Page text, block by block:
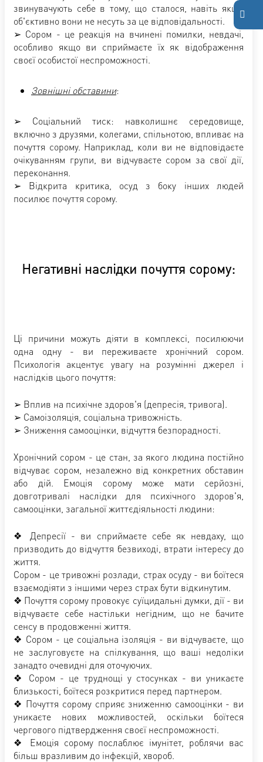
звинувачують себе в тому, що сталося, навіть якщо
об'єктивно вони не несуть за це відповідальності.
➢ Сором - це реакція на вчинені помилки, невдачі,
особливо якщо ви сприймаєте їх як відображення
своєї особистої неспроможності.
Зовнішні обставини:
➢ Соціальний тиск: навколишнє середовище,
включно з друзями, колегами, спільнотою, впливає на
почуття сорому. Наприклад, коли ви не відповідаєте
очікуванням групи, ви відчуваєте сором за свої дії,
переконання.
➢ Відкрита критика, осуд з боку інших людей
посилює почуття сорому.
Негативні наслідки почуття сорому:
Ці причини можуть діяти в комплексі, посилюючи
одна одну - ви переживаєте хронічний сором.
Психологія акцентує увагу на розумінні джерел і
наслідків цього почуття:
➢ Вплив на психічне здоров'я (депресія, тривога).
➢ Самоізоляція, соціальна тривожність.
➢ Зниження самооцінки, відчуття безпорадності.
Хронічний сором - це стан, за якого людина постійно
відчуває сором, незалежно від конкретних обставин
або дій. Емоція сорому може мати серйозні,
довготривалі наслідки для психічного здоров'я,
самооцінки, загальної життєдіяльності людини:
❖ Депресії - ви сприймаєте себе як невдаху, що
призводить до відчуття безвиході, втрати інтересу до
життя.
Сором - це тривожні розлади, страх осуду - ви боїтеся
взаємодіяти з іншими через страх бути відкинутим.
❖ Почуття сорому провокує суїцидальні думки, дії - ви
відчуваєте себе настільки негідним, що не бачите
сенсу в продовженні життя.
❖ Сором - це соціальна ізоляція - ви відчуваєте, що
не заслуговуєте на спілкування, що ваші недоліки
занадто очевидні для оточуючих.
❖ Сором - це труднощі у стосунках - ви уникаєте
близькості, боїтеся розкритися перед партнером.
❖ Почуття сорому сприяє зниженню самооцінки - ви
уникаєте нових можливостей, оскільки боїтеся
чергового підтвердження своєї неспроможності.
❖ Емоція сорому послаблює імунітет, роблячи вас
більш вразливим до інфекцій, хвороб.